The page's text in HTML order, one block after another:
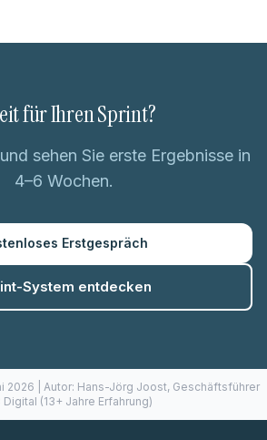
für Ihren Sprint?
sehen Sie erste Ergebnisse in
4–6 Wochen.
Erstgespräch
System entdecken
2026 | Autor: Hans-Jörg Joost, Geschäftsführer
Digital (13+ Jahre Erfahrung)